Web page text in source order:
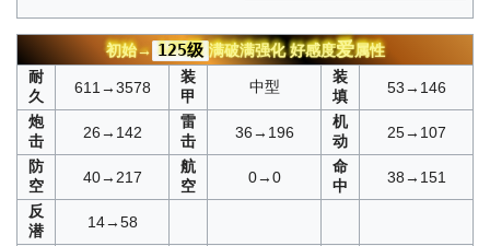
初始→ 125级 满破满强化好感度爱属性
耐
久
611→3578
装
甲
中型
装
填
53→146
炮
击
26→142
雷
击
36→196
机
动
25→107
防
空
40→217
航
空
0→0
命
中
38→151
反
潜
14→58